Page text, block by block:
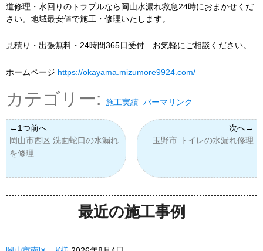
道修理・水回りのトラブルなら岡山水漏れ救急24時におまかせくだ
さい。地域最安値で施工・修理いたします。
見積り・出張無料・24時間365日受付 お気軽にご相談ください。
ホームページ https://okayama.mizumore9924.com/
カテゴリー: 施工実績 パーマリンク
岡山市西区 洗面蛇口の水漏れ
を修理
玉野市 トイレの水漏れ修理
最近の施工事例